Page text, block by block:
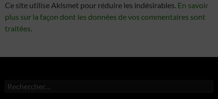
Alternative:
Ce site utilise Akismet pour réduire les indésirables. En savoir
plus sur la façon dont les données de vos commentaires sont
traitées.
Rechercher :